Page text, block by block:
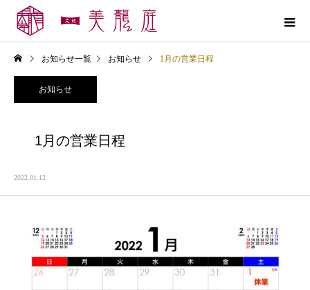
お知らせ一覧 お知らせ 1月の営業日程
お知らせ
1月の営業日程
2022.01.12